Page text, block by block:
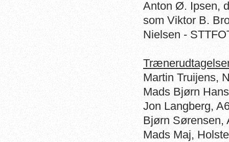
Anton Ø. Ipsen,
som Viktor B.
Nielsen -
Martin Truijens,
Mads Bjørn
Jon Langberg,
Bjørn Sørensen,
Mads Maj,